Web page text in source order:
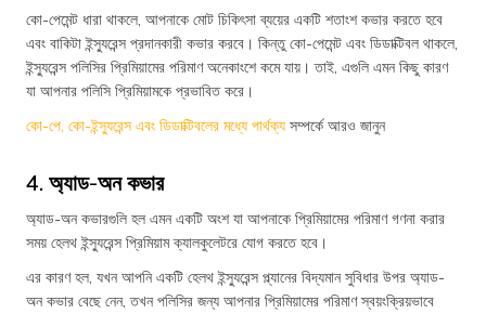
কো-পেমেন্ট ধারা থাকলে, আপনাকে মোট চিকিৎসা ব্যয়ের একটি শতাংশ কভার করতে হবে
এবং বাকিটা ইন্স্যুরেন্স প্রদানকারী কভার করবে। কিন্তু কো-পেমেন্ট এবং ডিডাক্টিবল থাকলে,
ইন্স্যুরেন্স পলিসির প্রিমিয়ামের পরিমাণ অনেকাংশে কমে যায়। তাই, এগুলি এমন কিছু কারণ
যা আপনার পলিসি প্রিমিয়ামকে প্রভাবিত করে।
কো-পে, কো-ইন্স্যুরেন্স এবং ডিডাক্টিবলের মধ্যে পার্থক্য সম্পর্কে আরও জানুন
4. অ্যাড-অন কভার
অ্যাড-অন কভারগুলি হল এমন একটি অংশ যা আপনাকে প্রিমিয়ামের পরিমাণ গণনা করার
সময় হেলথ ইন্স্যুরেন্স প্রিমিয়াম ক্যালকুলেটরে যোগ করতে হবে।
এর কারণ হল, যখন আপনি একটি হেলথ ইন্স্যুরেন্স প্ল্যানের বিদ্যমান সুবিধার উপর অ্যাড-
অন কভার বেছে নেন, তখন পলিসির জন্য আপনার প্রিমিয়ামের পরিমাণ স্বয়ংক্রিয়ভাবে